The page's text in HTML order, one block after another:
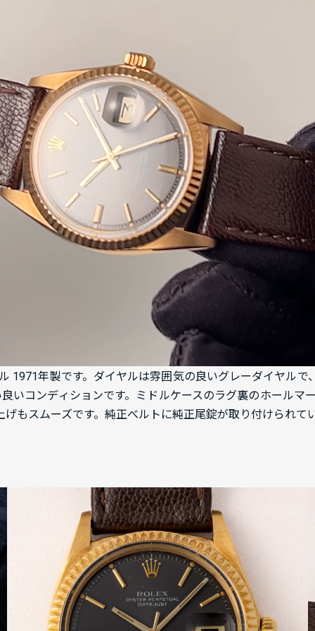
1971年製です。ダイヤルは雰囲気の良いグレーダイヤル
いコンディションです。ミドルケースのラグ裏のホール
もスムーズです。純正べルトに純正尾錠が取り付けられて